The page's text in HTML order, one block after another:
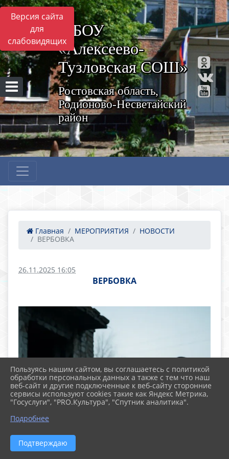
Версия сайта
для
слабовидящих
МБОУ
«Алексеево-
Тузловская СОШ»
Ростовская область,
Родионово-Несветайский
район
Главная МЕРОПРИЯТИЯ
НОВОСТИ
ВЕРБОВКА
26.11.2025 16:05
ВЕРБОВКА
Пользуясь нашим сайтом, вы соглашаетесь с политикой
обработки персональных данных а также с тем что наш
веб-сайт и другие подключенные к веб-сайту сторонние
сервисы используют cookies такие как Яндекс Метрика,
"Госуслуги", "PRO.Культура", "Спутник аналитика".
Подробнее
Подтверждаю